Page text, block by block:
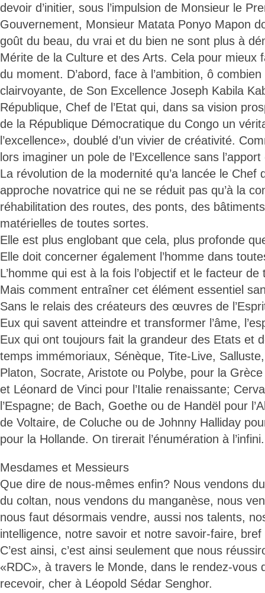
devoir d’initier, sous l’impulsion de Monsieur le
Gouvernement, Monsieur Matata Ponyo Mapon
goût du beau, du vrai et du bien ne sont plus à
Mérite de la Culture et des Arts. Cela pour mieux
du moment. D’abord, face à l’ambition, ô
clairvoyante, de Son Excellence Joseph Kabila
République, Chef de l’Etat qui, dans sa vision
de la République Démocratique du Congo un
l’excellence», doublé d’un vivier de créativité.
lors imaginer un pole de l’Excellence sans
La révolution de la modernité qu’a lancée le Chef
approche novatrice qui ne se réduit pas qu’à la
réhabilitation des routes, des ponts, des
matérielles de toutes sortes.
Elle est plus englobant que cela, plus profonde
Elle doit concerner également l’homme dans
L’homme qui est à la fois l’objectif et le facteur
Mais comment entraîner cet élément essentiel
Sans le relais des créateurs des œuvres de
Eux qui savent atteindre et transformer l’âme,
Eux qui ont toujours fait la grandeur des Etats et
temps immémoriaux, Sénèque, Tite-Live,
Platon, Socrate, Aristote ou Polybe, pour la
et Léonard de Vinci pour l’Italie renaissante;
l’Espagne; de Bach, Goethe ou de Handël pour
de Voltaire, de Coluche ou de Johnny Halliday
pour la Hollande. On tirerait l’énumération à l’infini.
Mesdames et Messieurs
Que dire de nous-mêmes enfin? Nous vendons
du coltan, nous vendons du manganèse, nous
nous faut désormais vendre, aussi nos talents,
intelligence, notre savoir et notre savoir-faire,
C’est ainsi, c’est ainsi seulement que nous
«RDC», à travers le Monde, dans le rendez-vous
recevoir, cher à Léopold Sédar Senghor.